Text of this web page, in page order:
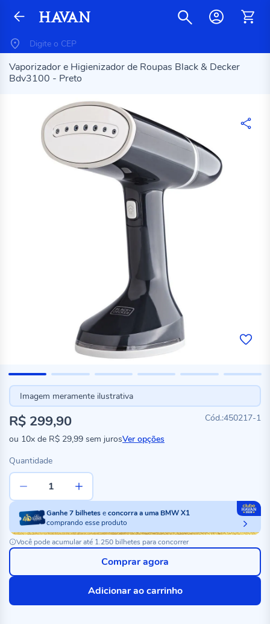
Vaporizador e Higienizador de Roupas Black & Decker
Bdv3100 - Preto
Imagem meramente ilustrativa
450217-1
R$ 299,90
ou 10x de R$ 29,99 sem jurosVer opções
Quantidade
Ganhe7bilheteseconcorra a uma BMW X1
comprando esse produto
Você pode acumular até 1.250 bilhetes para concorrer
Adicionar ao carrinho
Comprar agora